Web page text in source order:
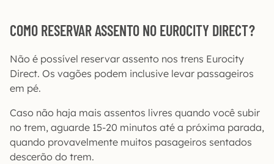
COMO RESERVAR ASSENTO NO EUROCITY DIRECT?
Não é possível reservar assento nos trens Eurocity
Direct. Os vagões podem inclusive levar passageiros
em pé.
Caso não haja mais assentos livres quando você subir
no trem, aguarde 15-20 minutos até a próxima parada,
quando provavelmente muitos pasageiros sentados
descerão do trem.